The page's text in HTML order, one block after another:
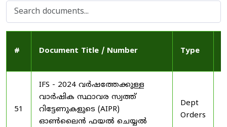
# Document Title / Number Type
51
IFS - 2024 വർഷത്തേക്കുള്ള
വാർഷിക സ്ഥാവര സ്വത്ത്
റിട്ടേണുകളുടെ (AIPR)
ഓൺലൈൻ ഫയൽ ചെയ്യൽ
Dept
Orders